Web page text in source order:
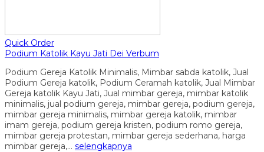
Quick Order
Podium Katolik Kayu Jati Dei Verbum
Podium Gereja Katolik Minimalis, Mimbar sabda katolik, Jual
Podium Gereja katolik, Podium Ceramah katolik, Jual Mimbar
Gereja katolik Kayu Jati, Jual mimbar gereja, mimbar katolik
minimalis, jual podium gereja, mimbar gereja, podium gereja,
mimbar gereja minimalis, mimbar gereja katolik, mimbar
imam gereja, podium gereja kristen, podium romo gereja,
mimbar gereja protestan, mimbar gereja sederhana, harga
mimbar gereja,… selengkapnya